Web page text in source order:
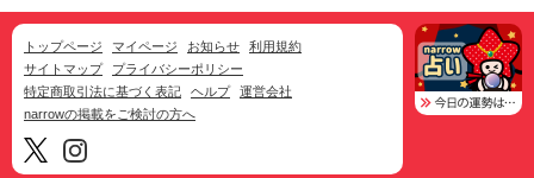
トップページ マイページ お知らせ
利用規約
サイトマップ
プライバシーポリシー
特定商取引法に基づく表記
ヘルプ
運営会社
narrowの掲載をご検討の方へ